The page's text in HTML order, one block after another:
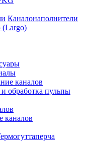
Каналонаполнители
(Largo)
каналов
обработка пульпы
каналов